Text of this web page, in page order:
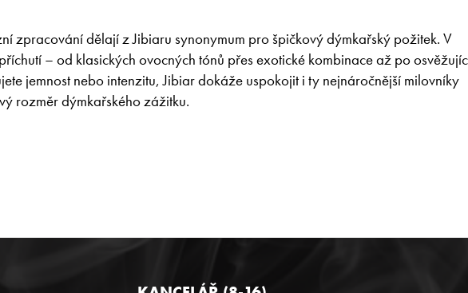
zpracování dělají z Jibiaru synonymum pro špičkový dýmkařský požitek. V
– od klasických ovocných tónů přes exotické kombinace až po
jemnost nebo intenzitu, Jibiar dokáže uspokojit i ty nejnáročnější milovníky
rozměr dýmkařského zážitku.